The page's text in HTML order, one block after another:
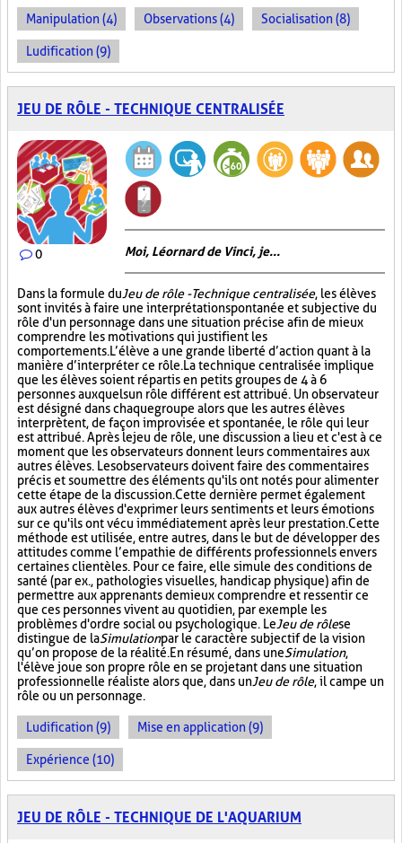
Manipulation (4) Observations (4) Socialisation (8)
Ludification (9)
JEU DE RÔLE - TECHNIQUE CENTRALISÉE
0 Moi, Léornard de Vinci, je...
Dans la formule duJeu de rôle - Technique centralisée, les élèves
sont invités à faire une interprétation spontanée et subjective du
rôle d'un personnage dans une situation précise afin de mieux
comprendre les motivations qui justifient les
comportements. L’élève a une grande liberté d’action quant à la
manière d’interpréter ce rôle. La technique centralisée implique
que les élèves soient répartis en petits groupes de 4 à 6
personnes auxquels un rôle différent est attribué. Un observateur
est désigné dans chaque groupe alors que les autres élèves
interprètent, de façon improvisée et spontanée, le rôle qui leur
est attribué. Après le jeu de rôle, une discussion a lieu et c'est à ce
moment que les observateurs donnent leurs commentaires aux
autres élèves. Les observateurs doivent faire des commentaires
précis et soumettre des éléments qu'ils ont notés pour alimenter
cette étape de la discussion. Cette dernière permet également
aux autres élèves d'exprimer leurs sentiments et leurs émotions
sur ce qu'ils ont vécu immédiatement après leur prestation. Cette
méthode est utilisée, entre autres, dans le but de développer des
attitudes comme l’empathie de différents professionnels envers
certaines clientèles. Pour ce faire, elle simule des conditions de
santé (par ex., pathologies visuelles, handicap physique) afin de
permettre aux apprenants de mieux comprendre et ressentir ce
que ces personnes vivent au quotidien, par exemple les
problèmes d'ordre social ou psychologique. LeJeu de rôlese
distingue de laSimulationpar le caractère subjectif de la vision
qu’on propose de la réalité. En résumé, dans uneSimulation,
l'élève joue son propre rôle en se projetant dans une situation
professionnelle réaliste alors que, dans unJeu de rôle, il campe un
rôle ou un personnage.
Ludification (9) Mise en application (9)
Expérience (10)
JEU DE RÔLE - TECHNIQUE DE L'AQUARIUM